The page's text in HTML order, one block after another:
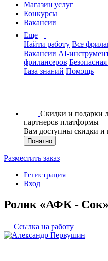
Магазин услуг
Конкурсы
Вакансии
Еще
Найти работу Все
Вакансии AI-
фрилансеров Безопасная
База знаний Помощь
Скидки и подарки
партнеров платформы
Вам доступны скидки и
Понятно
Разместить заказ
Регистрация
Вход
Ролик «АФК - Сок»
Ссылка на работу